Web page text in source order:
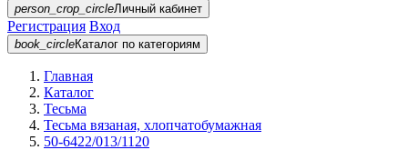
person_crop_circleЛичный кабинет
Регистрация Вход
book_circleКаталог по категориям
Главная
Каталог
Тесьма
Тесьма вязаная, хлопчатобумажная
50-6422/013/1120